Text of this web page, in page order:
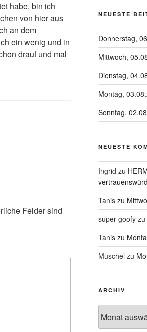
habe, bin ich
von hier aus
an dem
ein wenig und in
drauf und mal
Felder sind
NEUESTE
Donnerstag,
Mittwoch,
Dienstag,
Montag,
Sonntag,
NEUESTE
Ingrid zu
Taniszu
super goofyzu
Taniszu
Muschel zu
ARCHIV